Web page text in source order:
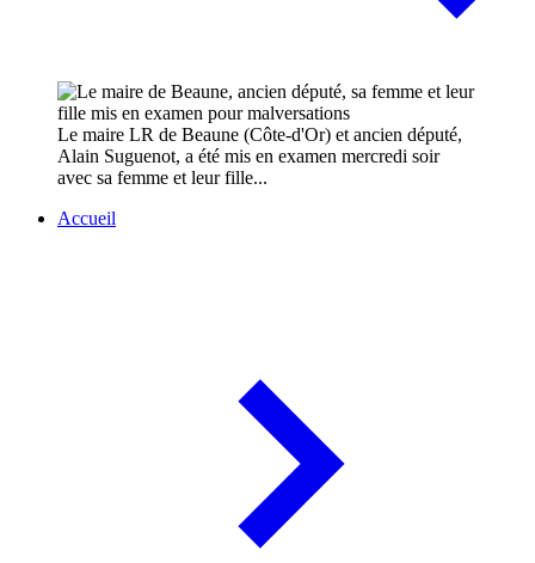
Le maire LR de Beaune (Côte-d'Or) et ancien député,
Alain Suguenot, a été mis en examen mercredi soir
avec sa femme et leur fille...
Accueil